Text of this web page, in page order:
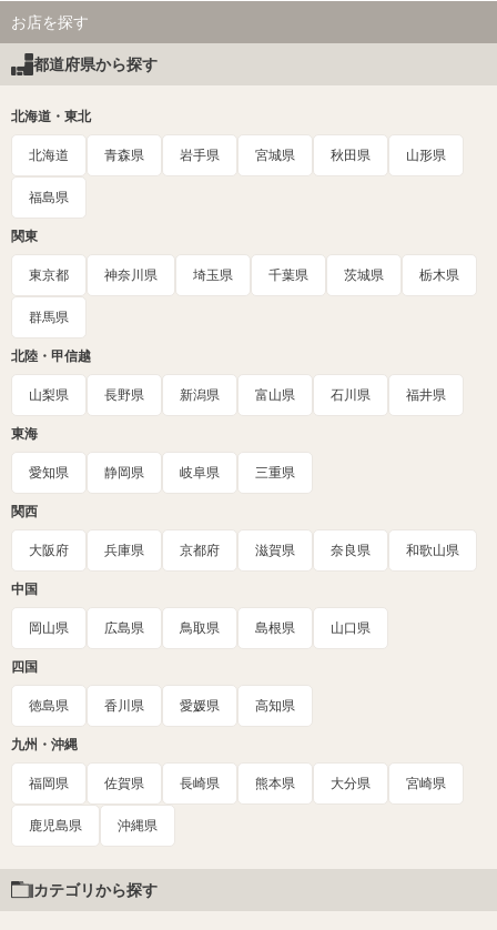
お店を探す
都道府県から探す
北海道・東北
北海道 青森県 岩手県 宮城県 秋田県 山形県
福島県
関東
東京都 神奈川県 埼玉県 千葉県 茨城県 栃木県
群馬県
北陸・甲信越
山梨県 長野県 新潟県 富山県 石川県 福井県
東海
愛知県 静岡県 岐阜県 三重県
関西
大阪府 兵庫県 京都府 滋賀県 奈良県 和歌山県
中国
岡山県 広島県 鳥取県 島根県 山口県
四国
徳島県 香川県 愛媛県 高知県
九州・沖縄
福岡県 佐賀県 長崎県 熊本県 大分県 宮崎県
鹿児島県 沖縄県
カテゴリから探す